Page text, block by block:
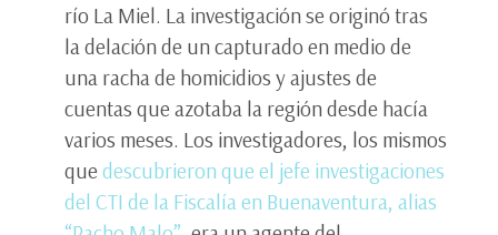
río La Miel. La investigación se originó tras
la delación de un capturado en medio de
una racha de homicidios y ajustes de
cuentas que azotaba la región desde hacía
varios meses. Los investigadores, los mismos
que descubrieron que el jefe investigaciones
del CTI de la Fiscalía en Buenaventura, alias